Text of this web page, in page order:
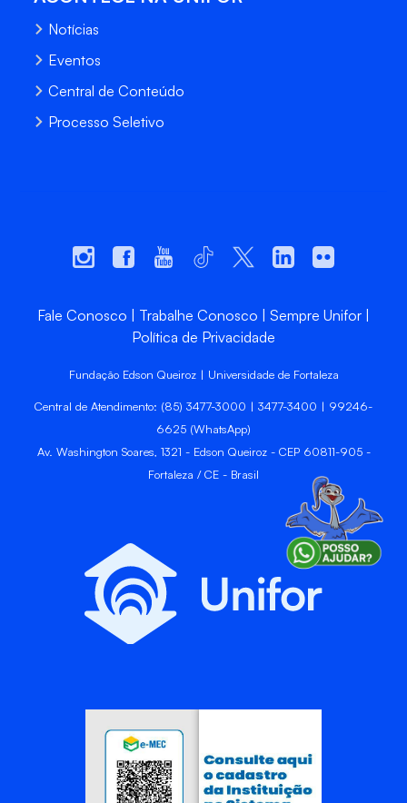
Notícias
Eventos
Central de Conteúdo
Processo Seletivo
Fale Conosco Trabalhe Conosco
Sempre Unifor
Política de Privacidade
Fundação Edson Queiroz | Universidade de Fortaleza
Central de Atendimento: (85) 3477-3000 | 3477-3400 | 99246-
6625 (WhatsApp)
Av. Washington Soares, 1321 - Edson Queiroz - CEP 60811-905 -
Fortaleza / CE - Brasil